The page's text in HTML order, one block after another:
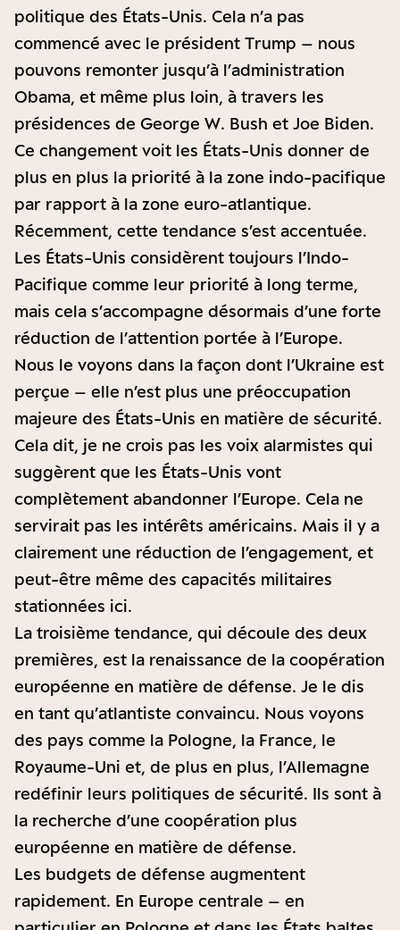
politique des États-Unis. Cela n’a pas
commencé avec le président Trump – nous
pouvons remonter jusqu’à l’administration
Obama, et même plus loin, à travers les
présidences de George W. Bush et Joe Biden.
Ce changement voit les États-Unis donner de
plus en plus la priorité à la zone indo-pacifique
par rapport à la zone euro-atlantique.
Récemment, cette tendance s’est accentuée.
Les États-Unis considèrent toujours l’Indo-
Pacifique comme leur priorité à long terme,
mais cela s’accompagne désormais d’une forte
réduction de l’attention portée à l’Europe.
Nous le voyons dans la façon dont l’Ukraine est
perçue – elle n’est plus une préoccupation
majeure des États-Unis en matière de sécurité.
Cela dit, je ne crois pas les voix alarmistes qui
suggèrent que les États-Unis vont
complètement abandonner l’Europe. Cela ne
servirait pas les intérêts américains. Mais il y a
clairement une réduction de l’engagement, et
peut-être même des capacités militaires
stationnées ici.
La troisième tendance, qui découle des deux
premières, est la renaissance de la coopération
européenne en matière de défense. Je le dis
en tant qu’atlantiste convaincu. Nous voyons
des pays comme la Pologne, la France, le
Royaume-Uni et, de plus en plus, l’Allemagne
redéfinir leurs politiques de sécurité. Ils sont à
la recherche d’une coopération plus
européenne en matière de défense.
Les budgets de défense augmentent
rapidement. En Europe centrale – en